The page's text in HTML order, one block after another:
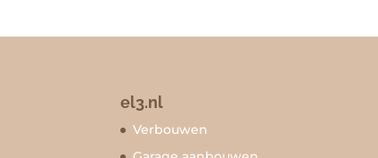
el3.nl
Verbouwen